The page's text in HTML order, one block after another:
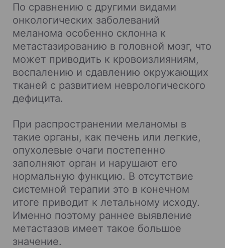
По сравнению с другими видами
онкологических заболеваний
меланома особенно склонна к
метастазированию в головной мозг, что
может приводить к кровоизлияниям,
воспалению и сдавлению окружающих
тканей с развитием неврологического
дефицита.
При распространении меланомы в
такие органы, как печень или легкие,
опухолевые очаги постепенно
заполняют орган и нарушают его
нормальную функцию. В отсутствие
системной терапии это в конечном
итоге приводит к летальному исходу.
Именно поэтому раннее выявление
метастазов имеет такое большое
значение.